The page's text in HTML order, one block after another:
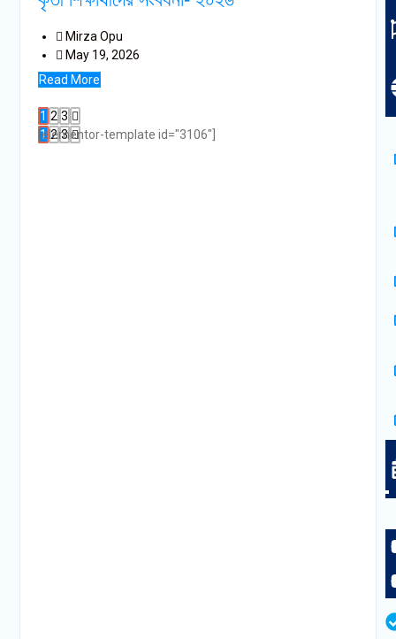
Mirza Opu
May 19, 2026
Read More
1 2 3
1 2 3
[elementor-template id="3106"]